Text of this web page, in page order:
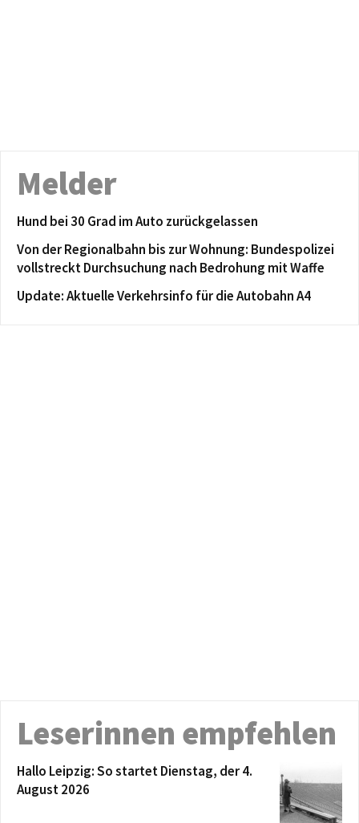
Melder
Hund bei 30 Grad im Auto zurückgelassen
Von der Regionalbahn bis zur Wohnung: Bundespolizei
vollstreckt Durchsuchung nach Bedrohung mit Waffe
Update: Aktuelle Verkehrsinfo für die Autobahn A4
Leserinnen empfehlen
Hallo Leipzig: So startet Dienstag, der 4.
August 2026